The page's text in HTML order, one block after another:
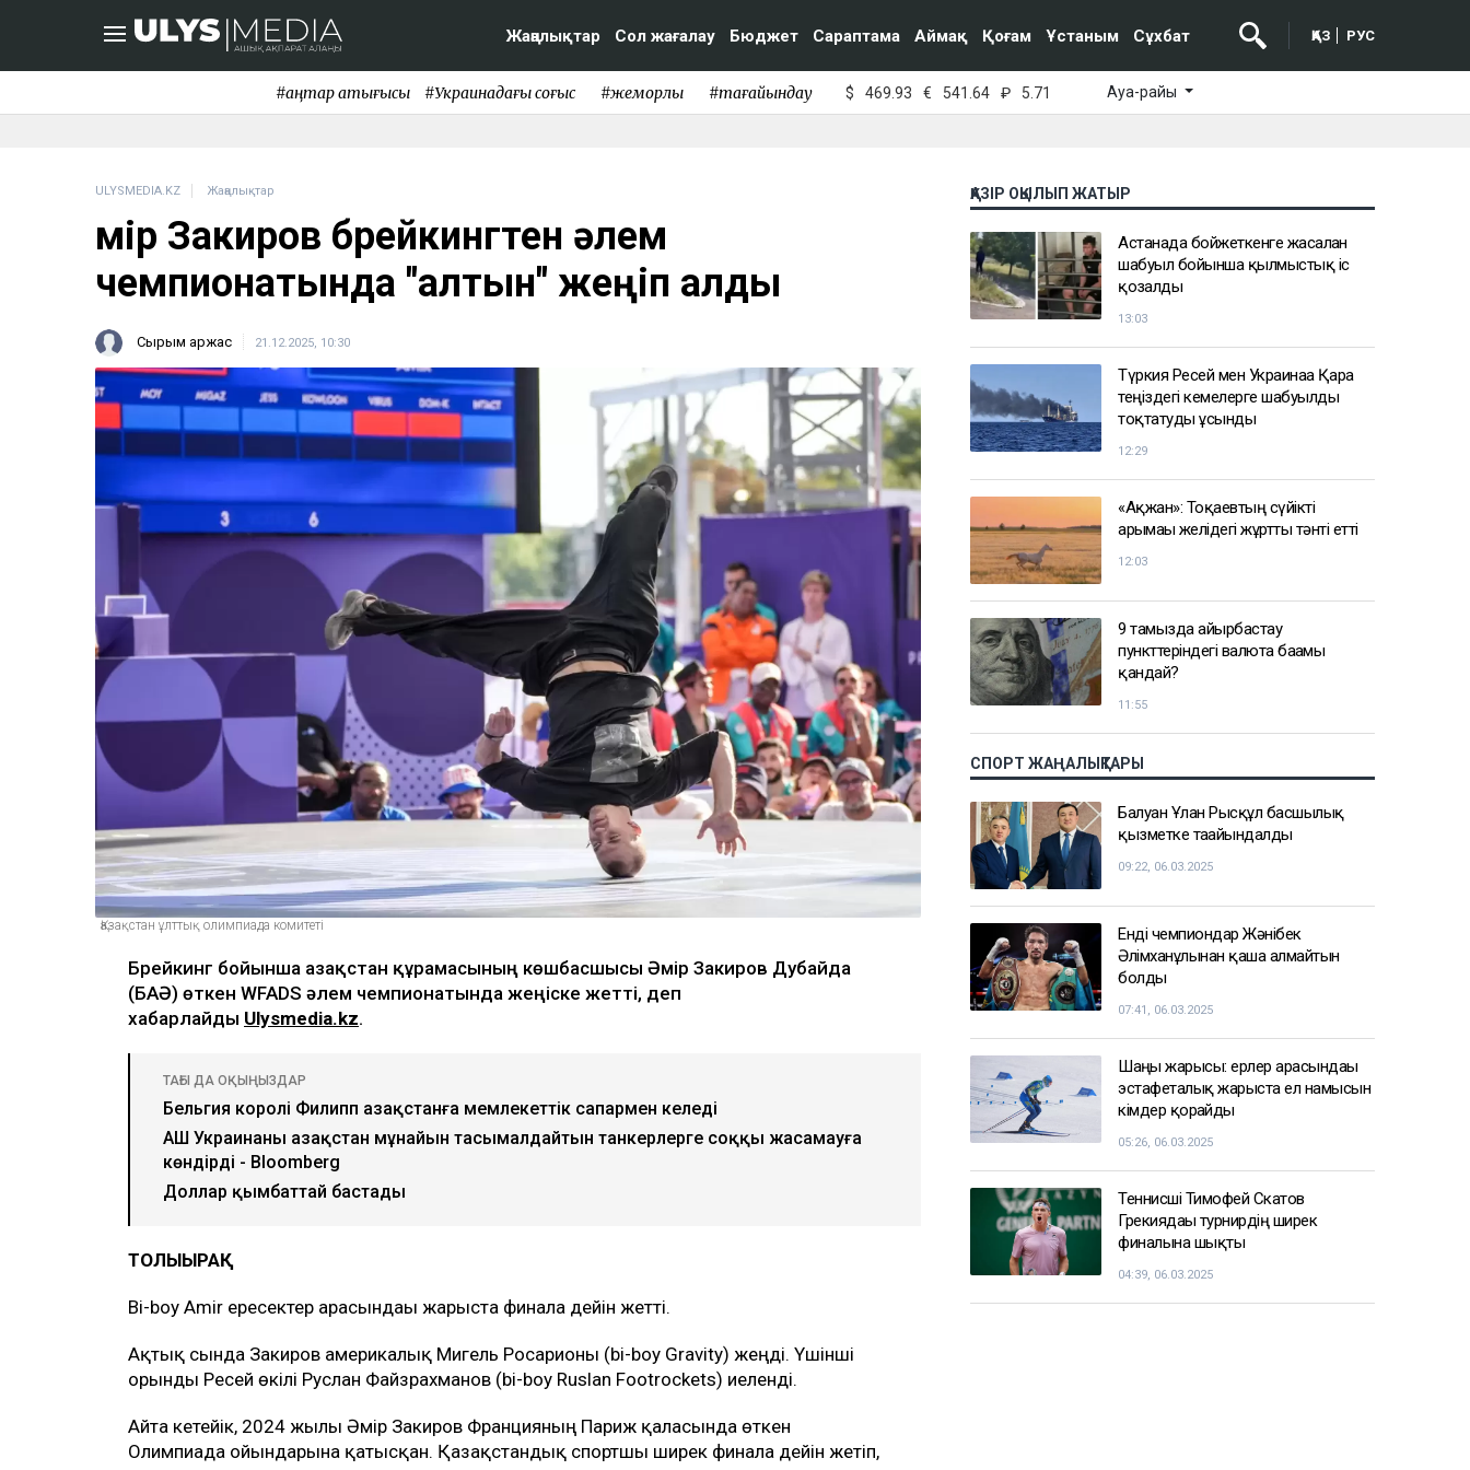
Жаңалықтар Сол жағалау Бюджет Сараптама Аймақ Қоғам Ұстаным Сұхбат ҚАЗ РУС
#қаңтар қақтығысы #Украинадағы соғыс #жемқорлық #тағайындау $ 469.93 € 541.64 ₽ 5.71 Ауа-райы
ULYSMEDIA.KZ Жаңалықтар
Әмір Закиров брейкингтен әлем
чемпионатында "алтын" жеңіп алды
Сырым Қаржас 21.12.2025, 10:30
Қазақстан ұлттық олимпиада комитеті
Брейкинг бойынша Қазақстан құрамасының көшбасшысы Әмір Закиров Дубайда
(БАӘ) өткен WFADS әлем чемпионатында жеңіске жетті, деп
хабарлайды Ulysmedia.kz.
ТАҒЫ ДА ОҚЫҢЫЗДАР
Бельгия королі Филипп Қазақстанға мемлекеттік сапармен келеді
АҚШ Украинаны Қазақстан мұнайын тасымалдайтын танкерлерге соққы жасамауға
көндірді - Bloomberg
Доллар қымбаттай бастады
ТОЛЫҒЫРАҚ
Bi-boy Amir ересектер арасындағы жарыста финалға дейін жетті.
Ақтық сында Закиров америкалық Мигель Росарионы (bi-boy Gravity) жеңді. Үшінші
орынды Ресей өкілі Руслан Файзрахманов (bi-boy Ruslan Footrockets) иеленді.
Айта кетейік, 2024 жылы Әмір Закиров Францияның Париж қаласында өткен
Олимпиада ойындарына қатысқан. Қазақстандық спортшы ширек финалға дейін жетіп,
ҚАЗІР ОҚЫЛЫП ЖАТЫР
Астанада бойжеткенге жасалған
шабуыл бойынша қылмыстық іс
қозғалды
13:03
Түркия Ресей мен Украинаға Қара
теңіздегі кемелерге шабуылды
тоқтатуды ұсынды
12:29
«Ақжан»: Тоқаевтың сүйікті
арғымағы желідегі жұртты тәнті етті
12:03
9 тамызда айырбастау
пункттеріндегі валюта бағамы
қандай?
11:55
СПОРТ ЖАҢАЛЫҚТАРЫ
Балуан Ұлан Рысқұл басшылық
қызметке тағайындалды
09:22, 06.03.2025
Енді чемпиондар Жәнібек
Әлімханұлынан қаша алмайтын
болды
07:41, 06.03.2025
Шаңғы жарысы: ерлер арасындағы
эстафеталық жарыста ел намысын
кімдер қорғайды
05:26, 06.03.2025
Теннисші Тимофей Скатов
Грекиядағы турнирдің ширек
финалына шықты
04:39, 06.03.2025